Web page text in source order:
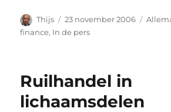
Auteur
Thijs
Geplaatst
op
23 november 2006
finance, In de pers
Ruilhandel in
lichaamsdelen